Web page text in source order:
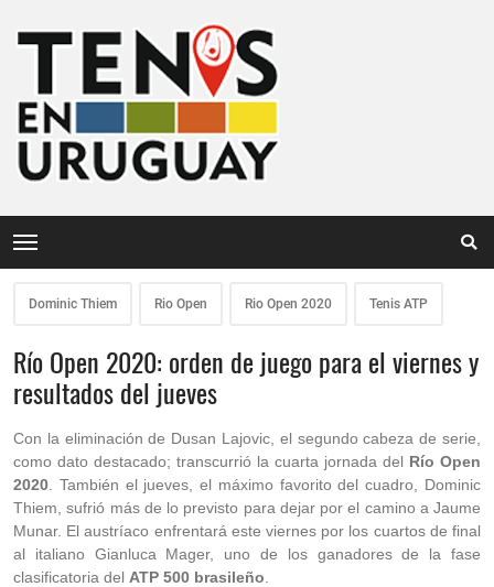
Dominic Thiem Rio Open Rio Open 2020 Tenis ATP
Río Open 2020: orden de juego para el viernes y
resultados del jueves
Con la eliminación de Dusan Lajovic, el segundo cabeza de serie,
como dato destacado; transcurrió la cuarta jornada del Río Open
2020 . También el jueves, el máximo favorito del cuadro, Dominic
Thiem, sufrió más de lo previsto para dejar por el camino a Jaume
Munar. El austríaco enfrentará este viernes por los cuartos de final
al italiano Gianluca Mager, uno de los ganadores de la fase
clasificatoria del ATP 500 brasileño